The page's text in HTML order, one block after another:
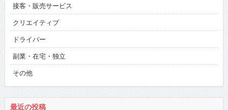
接客・販売サービス
クリエイティブ
ドライバー
副業・在宅・独立
その他
最近の投稿